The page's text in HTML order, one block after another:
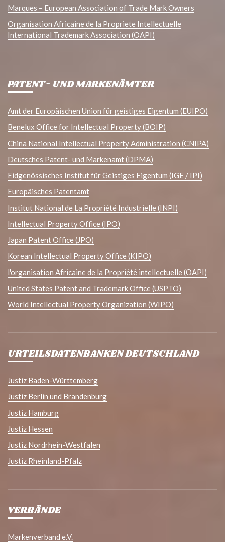
Marques – European Association of Trade Mark Owners
Organisation Africaine de la Propriete Intellectuelle
International Trademark Association (OAPI)
PATENT- UND MARKENÄMTER
Amt der Europäischen Union für geistiges Eigentum (EUIPO)
Benelux Office for Intellectual Property (BOIP)
China National Intellectual Property Administration (CNIPA)
Deutsches Patent- und Markenamt (DPMA)
Eidgenössisches Institut für Geistiges Eigentum (IGE / IPI)
Europäisches Patentamt
Institut National de La Propriété Industrielle (INPI)
Intellectual Property Office (IPO)
Japan Patent Office (JPO)
Korean Intellectual Property Office (KIPO)
l'organisation Africaine de la Propriété intellectuelle (OAPI)
United States Patent and Trademark Office (USPTO)
World Intellectual Property Organization (WIPO)
URTEILSDATENBANKEN DEUTSCHLAND
Justiz Baden-Württemberg
Justiz Berlin und Brandenburg
Justiz Hamburg
Justiz Hessen
Justiz Nordrhein-Westfalen
Justiz Rheinland-Pfalz
VERBÄNDE
Markenverband e.V.